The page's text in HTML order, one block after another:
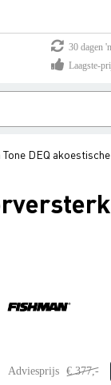
30 dagen
Laagste-
Tone DEQ
Adviesprijs € 377,-